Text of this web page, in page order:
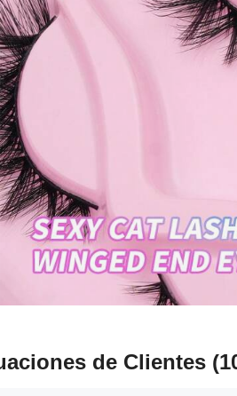
de Clientes